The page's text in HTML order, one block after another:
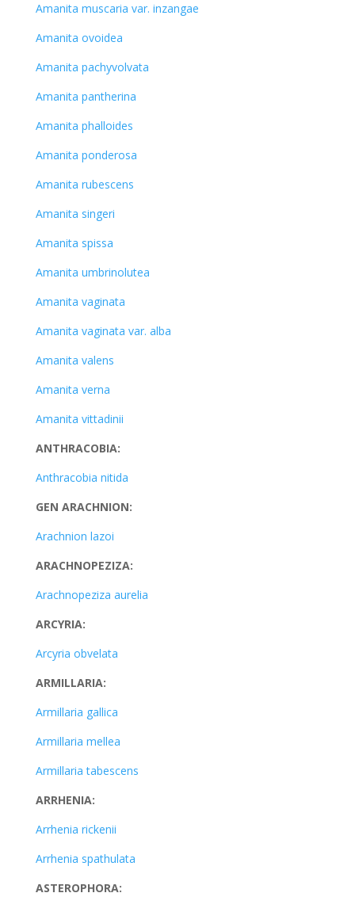
Amanita muscaria var. inzangae
Amanita ovoidea
Amanita pachyvolvata
Amanita pantherina
Amanita phalloides
Amanita ponderosa
Amanita rubescens
Amanita singeri
Amanita spissa
Amanita umbrinolutea
Amanita vaginata
Amanita vaginata var. alba
Amanita valens
Amanita verna
Amanita vittadinii
ANTHRACOBIA:
Anthracobia nitida
GEN ARACHNION:
Arachnion lazoi
ARACHNOPEZIZA:
Arachnopeziza aurelia
ARCYRIA:
Arcyria obvelata
ARMILLARIA:
Armillaria gallica
Armillaria mellea
Armillaria tabescens
ARRHENIA:
Arrhenia rickenii
Arrhenia spathulata
ASTEROPHORA: